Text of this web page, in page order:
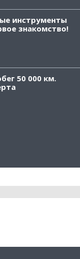
инструменты
знакомство!
50 000 км.